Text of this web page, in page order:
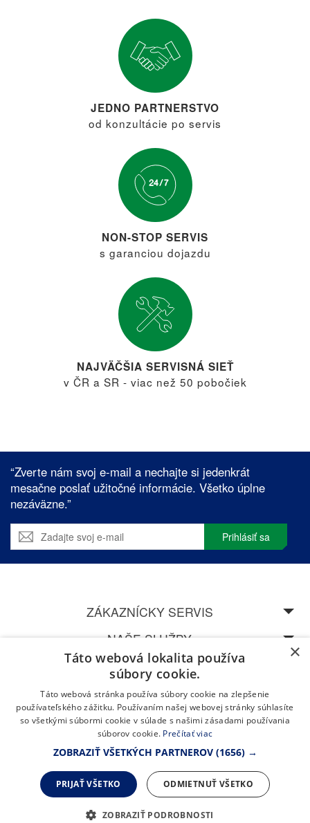
JEDNO PARTNERSTVO
od konzultácie po servis
NON-STOP SERVIS
s garanciou dojazdu
NAJVÄČŠIA SERVISNÁ SIEŤ
v ČR a SR - viac než 50 pobočiek
“Zverte nám svoj e-mail a nechajte si jedenkrát
mesačne poslať užitočné informácie. Všetko úplne
nezáväzne.”
Prihlásiť sa
ZÁKAZNÍCKY SERVIS
NAŠE SLUŽBY
SPEDOS
NAVŠTÍVTE NAŠU CENTRÁLU V ŽILINĚ
Copyright © 1991-2026 SPEDOS
×
Táto webová lokalita používa
súbory cookie.
Táto webová stránka používa súbory cookie na zlepšenie
používateľského zážitku. Používaním našej webovej stránky súhlasíte
so všetkými súbormi cookie v súlade s našimi zásadami používania
súborov cookie. Prečítať viac
ZOBRAZIŤ VŠETKÝCH PARTNEROV (1656) →
PRIJAŤ VŠETKO ODMIETNUŤ VŠETKO
ZOBRAZIŤ PODROBNOSTI